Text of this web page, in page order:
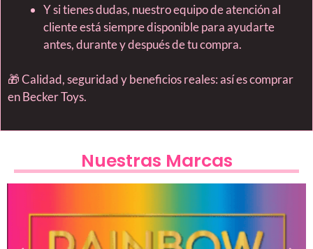
Y si tienes dudas, nuestro equipo de atención al
cliente está siempre disponible para ayudarte
antes, durante y después de tu compra.
🎁 Calidad, seguridad y beneficios reales: así es comprar
en Becker Toys.
Nuestras Marcas